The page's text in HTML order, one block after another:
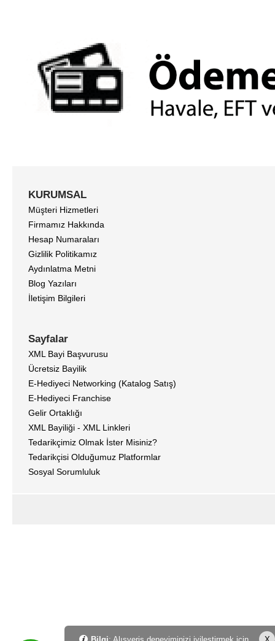
KURUMSAL
Müşteri Hizmetleri
Firmamız Hakkında
Hesap Numaraları
Gizlilik Politikamız
Aydınlatma Metni
Blog Yazıları
İletişim Bilgileri
Sayfalar
XML Bayi Başvurusu
Ücretsiz Bayilik
E-Hediyeci Networking (Katalog Satış)
E-Hediyeci Franchise
Gelir Ortaklığı
XML Bayiliği - XML Linkleri
Tedarikçimiz Olmak İster Misiniz?
Tedarikçisi Olduğumuz Platformlar
Sosyal Sorumluluk